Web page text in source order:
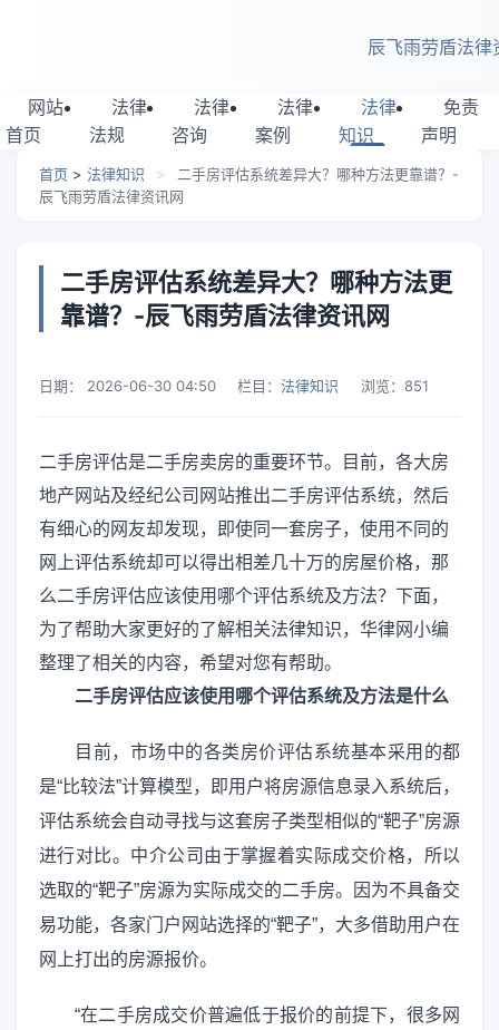
辰飞雨劳盾法律
网站
首页
法律
法规
法律
咨询
法律
案例
法律
知识
免责
声明
首页 > 法律知识 >
二手房评估系统差异大？哪种方法更靠谱？-
辰飞雨劳盾法律资讯网
二手房评估系统差异大？哪种方法更
靠谱？-辰飞雨劳盾法律资讯网
日期： 2026-06-30 04:50 栏目： 法律知识 浏览： 851
二手房评估是二手房卖房的重要环节。目前，各大房
地产网站及经纪公司网站推出二手房评估系统，然后
有细心的网友却发现，即使同一套房子，使用不同的
网上评估系统却可以得出相差几十万的房屋价格，那
么二手房评估应该使用哪个评估系统及方法？下面，
为了帮助大家更好的了解相关法律知识，华律网小编
整理了相关的内容，希望对您有帮助。
二手房评估应该使用哪个评估系统及方法是什么
目前，市场中的各类房价评估系统基本采用的都
是“比较法”计算模型，即用户将房源信息录入系统后，
评估系统会自动寻找与这套房子类型相似的“靶子”房源
进行对比。中介公司由于掌握着实际成交价格，所以
选取的“靶子”房源为实际成交的二手房。因为不具备交
易功能，各家门户网站选择的“靶子”，大多借助用户在
网上打出的房源报价。
“在二手房成交价普遍低于报价的前提下，很多网